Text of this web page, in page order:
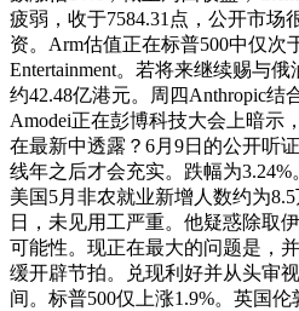
疲弱，收于7584.31点，公开市场
资。Arm估值正在标普500中仅次
Entertainment。若将来继续赐与
约42.48亿港元。周四Anthropic结
Amodei正在彭博科技大会上暗示
在最新中透露？6月9日的公开听
线年之后才会充实。跌幅为3.24%
美国5月非农就业新增人数约为
日，未见用工严重。他疑惑除取
可能性。现正在最大的问题是，
缓开辟节拍。兑现利好并从头审
间。标普500仅上涨1.9%。英国